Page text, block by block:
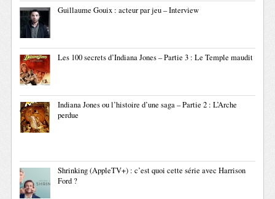
Guillaume Gouix : acteur par jeu – Interview
Les 100 secrets d’Indiana Jones – Partie 3 : Le Temple maudit
Indiana Jones ou l’histoire d’une saga – Partie 2 : L’Arche
perdue
Shrinking (AppleTV+) : c’est quoi cette série avec Harrison
Ford ?